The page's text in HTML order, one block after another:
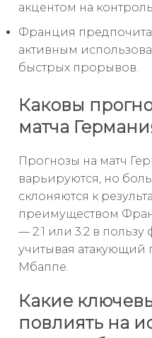
акцентом на
Франция
активным
быстрых прорывов.
Каковы
матча
Прогнозы на матч
варьируются, но
склоняются к
преимуществом
— 2:1 или 3:2 в
учитывая атакующий
Мбаппе.
Какие
повлиять на